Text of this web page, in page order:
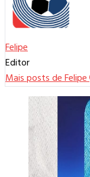
Felipe
Editor
Mais posts de Felipe